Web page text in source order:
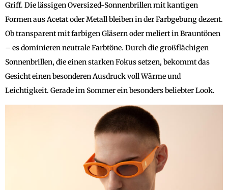
Griff. Die lässigen Oversized-Sonnenbrillen mit kantigen
Formen aus Acetat oder Metall bleiben in der Farbgebung dezent.
Ob transparent mit farbigen Gläsern oder meliert in Brauntönen
– es dominieren neutrale Farbtöne. Durch die großflächigen
Sonnenbrillen, die einen starken Fokus setzen, bekommt das
Gesicht einen besonderen Ausdruck voll Wärme und
Leichtigkeit. Gerade im Sommer ein besonders beliebter Look.